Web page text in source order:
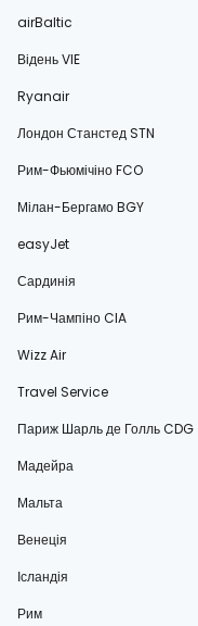
airBaltic
Відень VIE
Ryanair
Лондон Станстед STN
Рим-Фьюмічіно FCO
Мілан-Бергамо BGY
easyJet
Сардинія
Рим-Чампіно CIA
Wizz Air
Travel Service
Париж Шарль де Голль CDG
Мадейра
Мальта
Венеція
Ісландія
Рим